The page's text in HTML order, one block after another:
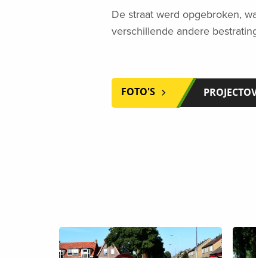
De straat werd opgebroken,
verschillende andere
FOTO'S